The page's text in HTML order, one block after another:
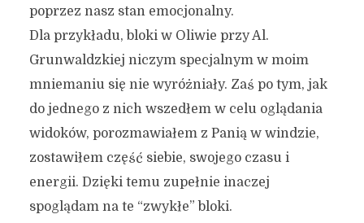
poprzez nasz stan emocjonalny.
Dla przykładu, bloki w Oliwie przy Al.
Grunwaldzkiej niczym specjalnym w moim
mniemaniu się nie wyróżniały. Zaś po tym, jak
do jednego z nich wszedłem w celu oglądania
widoków, porozmawiałem z Panią w windzie,
zostawiłem część siebie, swojego czasu i
energii. Dzięki temu zupełnie inaczej
spoglądam na te “zwykłe” bloki.